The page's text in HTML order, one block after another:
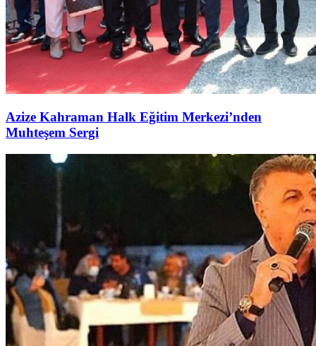
Azize Kahraman Halk Eğitim Merkezi’nden
Muhteşem Sergi